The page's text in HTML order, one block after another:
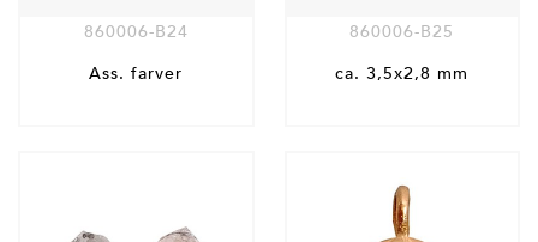
860006-B24
Ass. farver
860006-B25
ca. 3,5x2,8 mm